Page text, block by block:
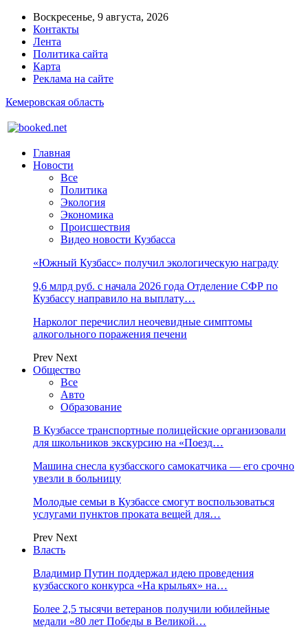
Воскресенье, 9 августа, 2026
Контакты
Лента
Политика сайта
Карта
Реклама на сайте
Кемеровская область
Главная
Новости
Все
Политика
Экология
Экономика
Происшествия
Видео новости Кузбасса
«Южный Кузбасс» получил экологическую награду
9,6 млрд руб. с начала 2026 года Отделение СФР по
Кузбассу направило на выплату…
Нарколог перечислил неочевидные симптомы
алкогольного поражения печени
Prev Next
Общество
Все
Авто
Образование
В Кузбассе транспортные полицейские организовали
для школьников экскурсию на «Поезд…
Машина снесла кузбасского самокатчика — его срочно
увезли в больницу
Молодые семьи в Кузбассе смогут воспользоваться
услугами пунктов проката вещей для…
Prev Next
Власть
Владимир Путин поддержал идею проведения
кузбасского конкурса «На крыльях» на…
Более 2,5 тысячи ветеранов получили юбилейные
медали «80 лет Победы в Великой…